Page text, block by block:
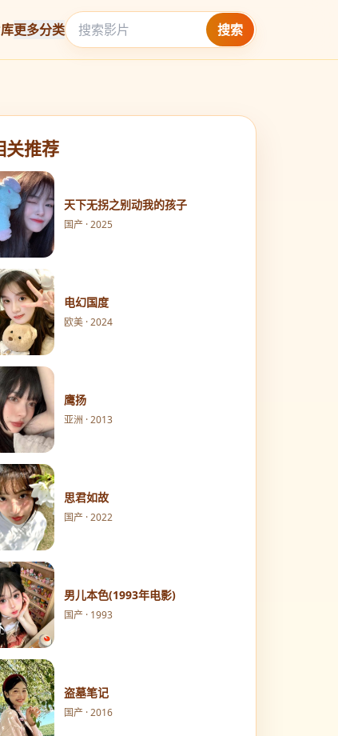
更多分类 搜索
关推荐
天下无拐之别动我的孩子
国产 · 2025
电幻国度
欧美 · 2024
鹰扬
亚洲 · 2013
思君如故
国产 · 2022
男儿本色(1993年电影)
国产 · 1993
盗墓笔记
国产 · 2016